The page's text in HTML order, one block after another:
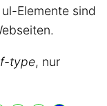
Elemente sind
type, nur